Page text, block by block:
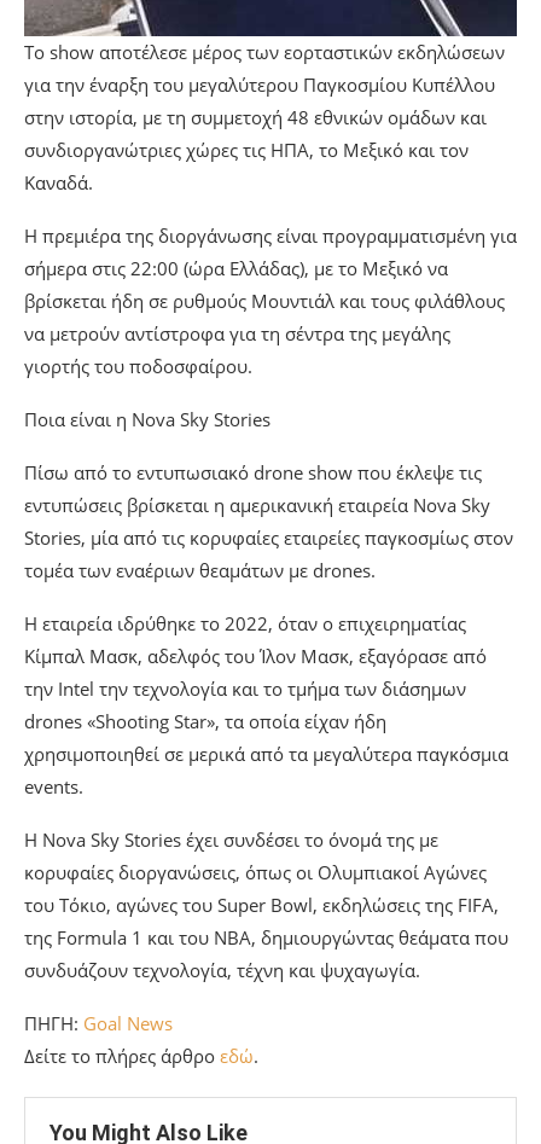
Το show αποτέλεσε μέρος των εορταστικών εκδηλώσεων
για την έναρξη του μεγαλύτερου Παγκοσμίου Κυπέλλου
στην ιστορία, με τη συμμετοχή 48 εθνικών ομάδων και
συνδιοργανώτριες χώρες τις ΗΠΑ, το Μεξικό και τον
Καναδά.
Η πρεμιέρα της διοργάνωσης είναι προγραμματισμένη για
σήμερα στις 22:00 (ώρα Ελλάδας), με το Μεξικό να
βρίσκεται ήδη σε ρυθμούς Μουντιάλ και τους φιλάθλους
να μετρούν αντίστροφα για τη σέντρα της μεγάλης
γιορτής του ποδοσφαίρου.
Ποια είναι η Nova Sky Stories
Πίσω από το εντυπωσιακό drone show που έκλεψε τις
εντυπώσεις βρίσκεται η αμερικανική εταιρεία Nova Sky
Stories, μία από τις κορυφαίες εταιρείες παγκοσμίως στον
τομέα των εναέριων θεαμάτων με drones.
Η εταιρεία ιδρύθηκε το 2022, όταν ο επιχειρηματίας
Κίμπαλ Μασκ, αδελφός του Ίλον Μασκ, εξαγόρασε από
την Intel την τεχνολογία και το τμήμα των διάσημων
drones «Shooting Star», τα οποία είχαν ήδη
χρησιμοποιηθεί σε μερικά από τα μεγαλύτερα παγκόσμια
events.
Η Nova Sky Stories έχει συνδέσει το όνομά της με
κορυφαίες διοργανώσεις, όπως οι Ολυμπιακοί Αγώνες
του Τόκιο, αγώνες του Super Bowl, εκδηλώσεις της FIFA,
της Formula 1 και του NBA, δημιουργώντας θεάματα που
συνδυάζουν τεχνολογία, τέχνη και ψυχαγωγία.
ΠΗΓΗ: Goal News
Δείτε το πλήρες άρθρο εδώ.
You Might Also Like